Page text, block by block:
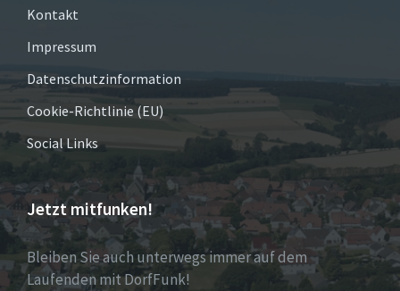
Kontakt
Impressum
Datenschutzinformation
Cookie-Richtlinie (EU)
Social Links
Jetzt mitfunken!
Bleiben Sie auch unterwegs immer auf dem
Laufenden mit DorfFunk!